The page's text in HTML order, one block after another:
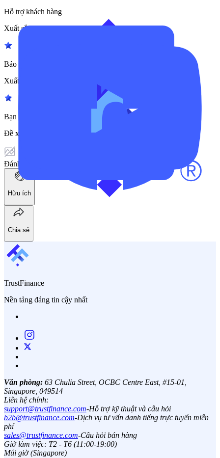
Hỗ trợ khách hàng
Xuất sắc
Bảo mật và Quyền riêng tư
Xuất sắc
Bạn có muốn giới thiệu Gtcfx cho người khác không?
Đề xuất
Đánh giá này không có ảnh đính kèm.
Hữu ích
Chia sẻ
TrustFinance
Nền tảng đáng tin cậy nhất
Văn phòng: 63 Chulia Street, OCBC Centre East, #15-01,
Singapore, 049514
Liên hệ chính:
support@trustfinance.com-Hỗ trợ kỹ thuật và câu hỏi
b2b@trustfinance.com-Dịch vụ tư vấn danh tiếng trực tuyến miễn
phí
sales@trustfinance.com-Câu hỏi bán hàng
Giờ làm việc: T2 - T6 (11:00-19:00)
Múi giờ (Singapore)